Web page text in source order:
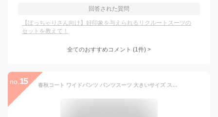
回答された質問
【ぽっちゃりさん向け】好印象を与えられるリクルートスーツの
セットを教えて！
全てのおすすめコメント (1件) >
no. 15 春秋コート ワイドパンツ パンツスーツ 大きいサイズ スーツ レディース ビジ ビジネス 面接 フォーマル リクルートスーツ セットアップ